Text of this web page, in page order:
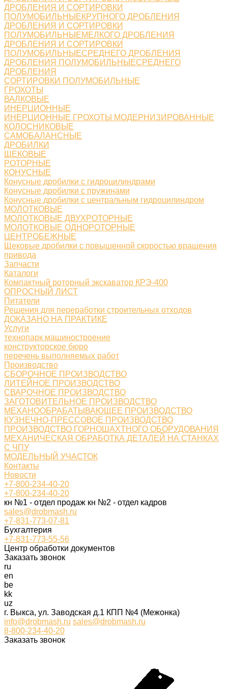
ДРОБЛЕНИЯ И СОРТИРОВКИ
ПОЛУМОБИЛЬНЫЕКРУПНОГО ДРОБЛЕНИЯ
ДРОБЛЕНИЯ И СОРТИРОВКИ
ПОЛУМОБИЛЬНЫЕМЕЛКОГО ДРОБЛЕНИЯ
ДРОБЛЕНИЯ И СОРТИРОВКИ
ПОЛУМОБИЛЬНЫЕСРЕДНЕГО ДРОБЛЕНИЯ
ДРОБЛЕНИЯ ПОЛУМОБИЛЬНЫЕСРЕДНЕГО
ДРОБЛЕНИЯ
СОРТИРОВКИ ПОЛУМОБИЛЬНЫЕ
ГРОХОТЫ
ВАЛКОВЫЕ
ИНЕРЦИОННЫЕ
ИНЕРЦИОННЫЕ ГРОХОТЫ МОДЕРНИЗИРОВАННЫЕ
КОЛОСНИКОВЫЕ
САМОБАЛАНСНЫЕ
ДРОБИЛКИ
ЩЕКОВЫЕ
РОТОРНЫЕ
КОНУСНЫЕ
Конусные дробилки с гидроцилиндрами
Конусные дробилки с пружинами
Конусные дробилки с центральным гидроцилиндром
МОЛОТКОВЫЕ
МОЛОТКОВЫЕ ДВУХРОТОРНЫЕ
МОЛОТКОВЫЕ ОДНОРОТОРНЫЕ
ЦЕНТРОБЕЖНЫЕ
Щековые дробилки с повышенной скоростью вращения
привода
Запчасти
Каталоги
Компактный роторный экскаватор КРЭ-400
ОПРОСНЫЙ ЛИСТ
Питатели
Решения для переработки строительных отходов
ДОКАЗАНО НА ПРАКТИКЕ
Услуги
технопарк машиностроение
конструкторское бюро
перечень выполняемых работ
Производство
СБОРОЧНОЕ ПРОИЗВОДСТВО
ЛИТЕЙНОЕ ПРОИЗВОДСТВО
СВАРОЧНОЕ ПРОИЗВОДСТВО
ЗАГОТОВИТЕЛЬНОЕ ПРОИЗВОДСТВО
МЕХАНООБРАБАТЫВАЮЩЕЕ ПРОИЗВОДСТВО
КУЗНЕЧНО-ПРЕССОВОЕ ПРОИЗВОДСТВО
ПРОИЗВОДСТВО ГОРНОШАХТНОГО ОБОРУДОВАНИЯ
МЕХАНИЧЕСКАЯ ОБРАБОТКА ДЕТАЛЕЙ НА СТАНКАХ
С ЧПУ
МОДЕЛЬНЫЙ УЧАСТОК
Контакты
Новости
+7-800-234-40-20
+7-800-234-40-20
кн №1 - отдел продаж кн №2 - отдел кадров
sales@drobmash.ru
+7-831-773-07-81
Бухгалтерия
+7-831-773-55-56
Центр обработки документов
Заказать звонок
ru
en
be
kk
uz
г. Выкса, ул. Заводская д.1 КПП №4 (Межонка)
info@drobmash.ru sales@drobmash.ru
8-800-234-40-20
Заказать звонок